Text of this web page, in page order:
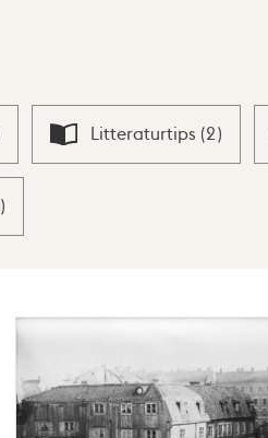
Litteraturtips (2)
)